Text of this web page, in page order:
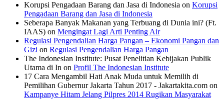
Korupsi Pengadaan Barang dan Jasa di Indonesia on Korupsi
Pengadaan Barang dan Jasa di Indonesia
Seberapa Banyak Makanan yang Terbuang di Dunia ini? (Ft.
IAAS) on Mengingat Lagi Arti Penting Air
Regulasi Pengendalian Harga Pangan – Ekonomi Pangan dan
Gizi on Regulasi Pengendalian Harga Pangan
The Indonesian Institute: Pusat Penelitian Kebijakan Publik
Utama di In on Profil The Indonesian Institute
17 Cara Mengambil Hati Anak Muda untuk Memilih di
Pemilihan Gubernur Jakarta Tahun 2017 - Jakartakita.com on
Kampanye Hitam Jelang Pilpres 2014 Rugikan Masyarakat